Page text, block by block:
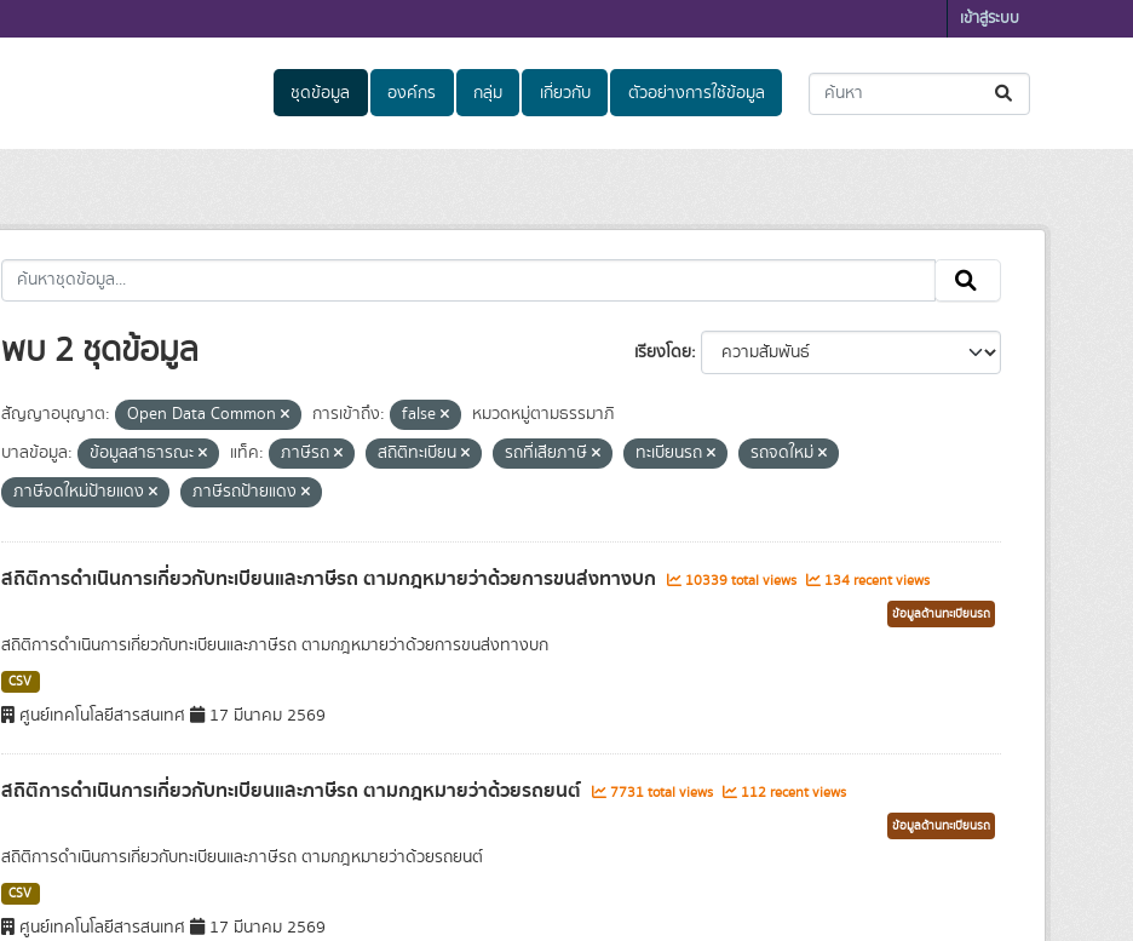
เข้าสู่ระบบ
ชุดข้อมูล องค์กร กลุ่ม เกี่ยวกับ ตัวอย่างการใช้ข้อมูล
เรียงโดย
พบ 2 ชุดข้อมูล
สัญญาอนุญาต: Open Data Common การเข้าถึง: false
หมวดหมู่ตามธรรมาภิ
บาลข้อมูล:
ข้อมูลสาธารณะ แท็ค: ภาษีรถ สถิติทะเบียน รถที่เสียภาษี ทะเบียนรถ
รถจดใหม่
ภาษีจดใหม่ป้ายแดง
ภาษีรถป้ายแดง
สถิติการดำเนินการเกี่ยวกับทะเบียนและภาษีรถ ตามกฎหมายว่าด้วยการขนส่งทางบก 10339 total views 134 recent views
ข้อมูลด้านทะเบียนรถ
สถิติการดำเนินการเกี่ยวกับทะเบียนและภาษีรถ ตามกฎหมายว่าด้วยการขนส่งทางบก
CSV
ศูนย์เทคโนโลยีสารสนเทศ 17 มีนาคม 2569
สถิติการดำเนินการเกี่ยวกับทะเบียนและภาษีรถ ตามกฎหมายว่าด้วยรถยนต์ 7731 total views 112 recent views
ข้อมูลด้านทะเบียนรถ
สถิติการดำเนินการเกี่ยวกับทะเบียนและภาษีรถ ตามกฎหมายว่าด้วยรถยนต์
CSV
ศูนย์เทคโนโลยีสารสนเทศ 17 มีนาคม 2569